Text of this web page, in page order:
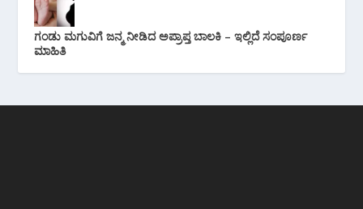
ಗಂಡು ಮಗುವಿಗೆ ಜನ್ಮ ನೀಡಿದ ಅಪ್ರಾಪ್ತ ಬಾಲಕಿ – ಇಲ್ಲಿದೆ ಸಂಪೂರ್ಣ
ಮಾಹಿತಿ